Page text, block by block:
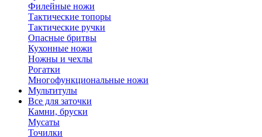
Филейные ножи
Тактические топоры
Тактические ручки
Опасные бритвы
Кухонные ножи
Ножны и чехлы
Рогатки
Многофункциональные ножи
Мультитулы
Все для заточки
Камни, бруски
Мусаты
Точилки